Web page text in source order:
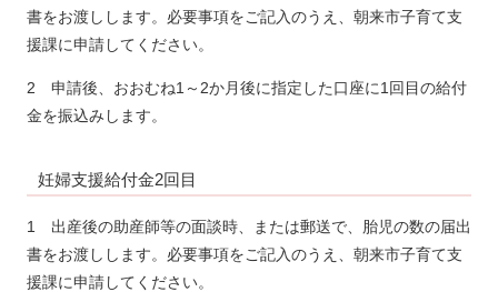
書をお渡しします。必要事項をご記入のうえ、朝来市子育て支
援課に申請してください。
2 申請後、おおむね1～2か月後に指定した口座に1回目の給付
金を振込みします。
妊婦支援給付金2回目
1 出産後の助産師等の面談時、または郵送で、胎児の数の届出
書をお渡しします。必要事項をご記入のうえ、朝来市子育て支
援課に申請してください。